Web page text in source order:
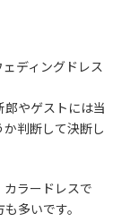
ドアクセサリ
髪型
ディングドレス
やゲストには当
判断して決断し
カラードレスで
多いです。